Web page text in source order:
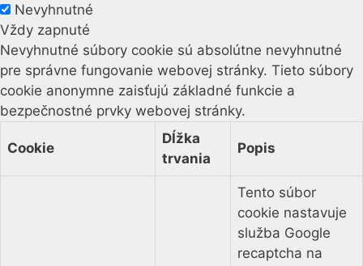
Nevyhnutné
Vždy zapnuté
Nevyhnutné súbory cookie sú absolútne nevyhnutné
pre správne fungovanie webovej stránky. Tieto súbory
cookie anonymne zaisťujú základné funkcie a
bezpečnostné prvky webovej stránky.
Cookie
Dĺžka
trvania
Popis
Tento súbor
cookie nastavuje
služba Google
recaptcha na